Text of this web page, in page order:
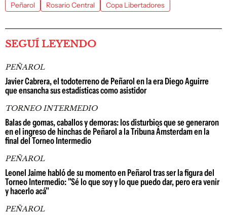
Peñarol Rosario Central Copa Libertadores
SEGUÍ LEYENDO
PEÑAROL
Javier Cabrera, el todoterreno de Peñarol en la era Diego Aguirre
que ensancha sus estadísticas como asistidor
TORNEO INTERMEDIO
Balas de gomas, caballos y demoras: los disturbios que se generaron
en el ingreso de hinchas de Peñarol a la Tribuna Ámsterdam en la
final del Torneo Intermedio
PEÑAROL
Leonel Jaime habló de su momento en Peñarol tras ser la figura del
Torneo Intermedio: "Sé lo que soy y lo que puedo dar, pero era venir
y hacerlo acá"
PEÑAROL